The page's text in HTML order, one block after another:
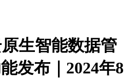
生智能数据管
发布｜2024年8